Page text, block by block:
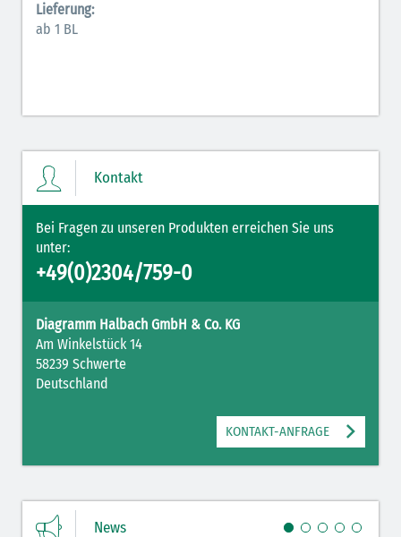
Elektrolyte NaCl (grün)
Lieferung:
ab 1 BL
Kontakt
Bei Fragen zu unseren Produkten erreichen Sie uns
unter:
+49(0)2304/759-0
Diagramm Halbach GmbH & Co. KG
Am Winkelstück 14
58239 Schwerte
Deutschland
KONTAKT-ANFRAGE
News